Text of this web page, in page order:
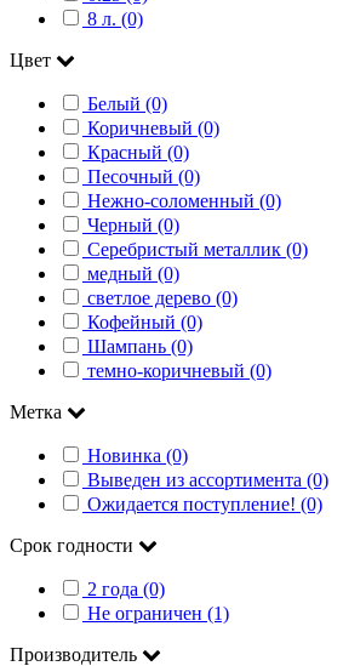
8 л. (0)
Цвет
Белый (0)
Коричневый (0)
Красный (0)
Песочный (0)
Нежно-соломенный (0)
Черный (0)
Серебристый металлик (0)
медный (0)
светлое дерево (0)
Кофейный (0)
Шампань (0)
темно-коричневый (0)
Метка
Новинка (0)
Выведен из ассортимента (0)
Ожидается поступление! (0)
Срок годности
2 года (0)
Не ограничен (1)
Производитель